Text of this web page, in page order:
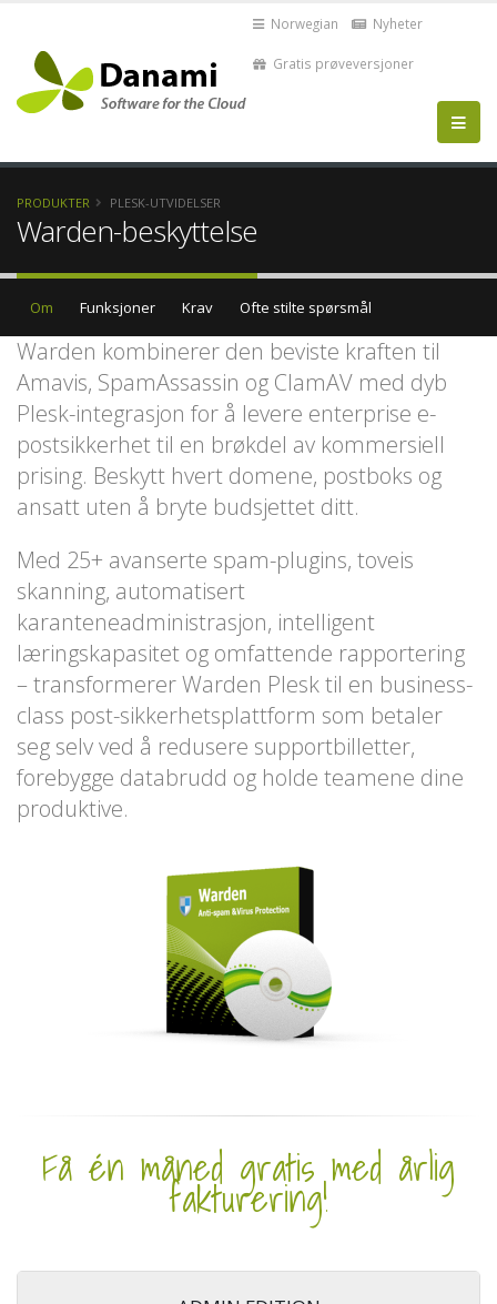
Norwegian Nyheter
Gratis prøveversjoner
PRODUKTER PLESK-UTVIDELSER
Warden-beskyttelse
Om Funksjoner Krav Ofte stilte spørsmål
Warden kombinerer den beviste kraften til
Amavis, SpamAssassin og ClamAV med dyb
Plesk-integrasjon for å levere enterprise e-
postsikkerhet til en brøkdel av kommersiell
prising. Beskytt hvert domene, postboks og
ansatt uten å bryte budsjettet ditt.
Med 25+ avanserte spam-plugins, toveis
skanning, automatisert
karanteneadministrasjon, intelligent
læringskapasitet og omfattende rapportering
– transformerer Warden Plesk til en business-
class post-sikkerhetsplattform som betaler
seg selv ved å redusere supportbilletter,
forebygge databrudd og holde teamene dine
produktive.
Få én måned gratis med årlig
fakturering!